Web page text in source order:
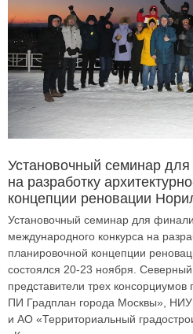
Установочный семинар
на разработку
концепции реновации
Установочный семинар для
международного конкурса на
планировочной концепции
состоялся 20-23 ноября. Северный
представители трех
ПИ Градплан города Москвы»,
и АО «Территориальный